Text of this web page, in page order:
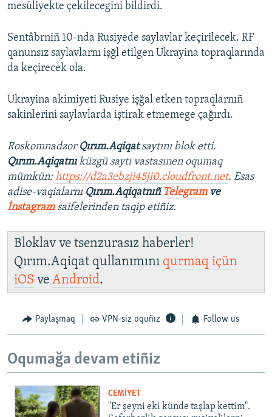
mesüliyekte çekilecegini bildirdi.
Sentâbrniñ 10-nda Rusiyede saylavlar keçirilecek. RF
qanunsız saylavlarnı işğl etilgen Ukrayina topraqlarında
da keçirecek ola.
Ukrayina akimiyeti Rusiye işğal etken topraqlarnıñ
sakinlerini saylavlarda iştirak etmemege çağırdı.
Roskomnadzor Qırım.Aqiqatsaytını blok etti.
Qırım.Aqiqatnıküzgü saytı vastasınen oqumaq
mümkün:https://d2a3ebzji45ji0.cloudfront.net. Esas
adise-vaqialarnı Qırım.Aqiqatnıñ Telegramve
İnstagram saifelerinden taqip etiñiz.
Bloklav ve tsenzurasız haberler!
Qırım.Aqiqat qullanımını qurmaq içün
iOS ve Android.
Paylaşmaq VPN-siz oquñız Follow us
Oqumağa devam etiñiz
CEMİYET
"Er şeyni eki künde taşlap kettim".